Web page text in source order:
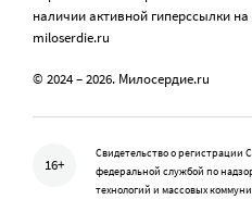
наличии активной гиперссылки
miloserdie.ru
© 2024 – 2026. Милосердие.ru
16+
Свидетельство о
федеральной службой по
технологий и массовых